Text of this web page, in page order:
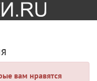
вам нравятся